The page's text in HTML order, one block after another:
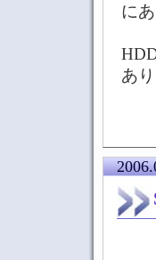
に
あ